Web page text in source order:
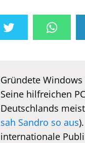
Gründete Windows
Seine hilfreichen
Deutschlands
sah Sandro so aus
internationale